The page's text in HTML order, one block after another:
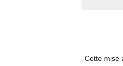
Cette mise